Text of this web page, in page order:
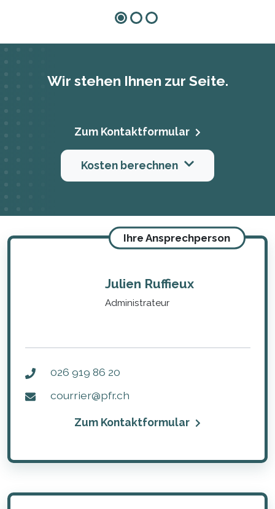
Wir stehen Ihnen zur Seite.
Zum Kontaktformular
Kosten berechnen
Ihre Ansprechperson
Julien Ruffieux
Administrateur
026 919 86 20
courrier@pfr.ch
Zum Kontaktformular